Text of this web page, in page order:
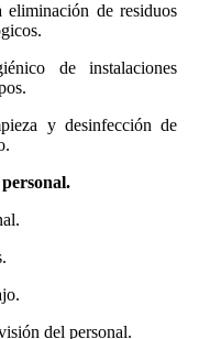
eliminación de residuos
de instalaciones
y desinfección de
del personal.